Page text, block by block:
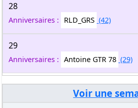
28
Anniversaires : RLD_GRS (42)
29
Anniversaires : Antoine GTR 78 (29)